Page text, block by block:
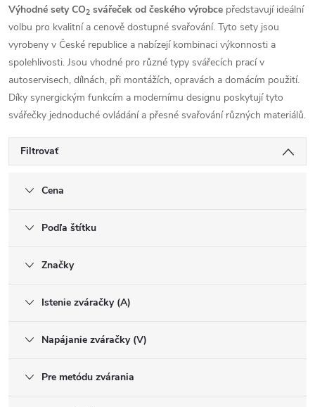
Výhodné sety CO2 svářeček od českého výrobce představují ideální
volbu pro kvalitní a cenově dostupné svařování. Tyto sety jsou
vyrobeny v České republice a nabízejí kombinaci výkonnosti a
spolehlivosti. Jsou vhodné pro různé typy svářecích prací v
autoservisech, dílnách, při montážích, opravách a domácím použití.
Díky synergickým funkcím a modernímu designu poskytují tyto
svářečky jednoduché ovládání a přesné svařování různých materiálů.
Filtrovať
Cena
Podľa štítku
Značky
Istenie zváračky (A)
Napájanie zváračky (V)
Pre metódu zvárania